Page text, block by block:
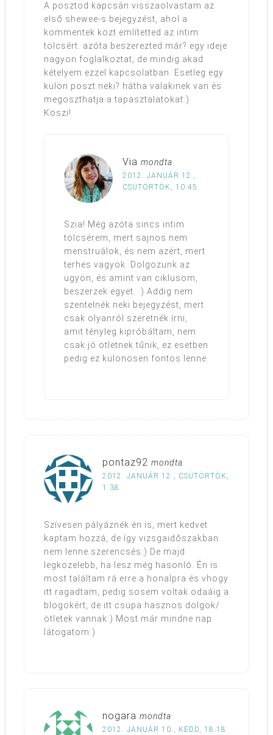
A posztod kapcsán visszaolvastam az
első shewee-s bejegyzést, ahol a
kommentek közt említetted az intim
tölcsért. azóta beszerezted már? egy ideje
nagyon foglalkoztat, de mindig akad
kételyem ezzel kapcsolatban. Esetleg egy
külön poszt neki? hátha valakinek van és
megoszthatja a tapasztalatokat:)
Köszi!
Via mondta
2012. JANUÁR 12.,
CSÜTÖRTÖK, 10:45
Szia! Még azóta sincs intim
tölcsérem, mert sajnos nem
menstruálok, és nem azért, mert
terhes vagyok. Dolgozunk az
ügyön, és amint van ciklusom,
beszerzek egyet. :) Addig nem
szentelnék neki bejegyzést, mert
csak olyanról szeretnék írni,
amit tényleg kipróbáltam, nem
csak jó ötletnek tűnik, ez esetben
pedig ez különösen fontos lenne.
pontaz92 mondta
2012. JANUÁR 12., CSÜTÖRTÖK,
1:38
Szívesen pályáznék én is, mert kedvet
kaptam hozzá, de így vizsgaidőszakban
nem lenne szerencsés:) De majd
legközelebb, ha lesz még hasonló. Én is
most találtam rá erre a honalpra és vhogy
itt ragadtam, pedig sosem voltak odaáig a
blogokért, de itt csupa hasznos dolgok/
ötletek vannak:) Most már mindne nap
látogatom:)
nogara mondta
2012. JANUÁR 10., KEDD, 18:18